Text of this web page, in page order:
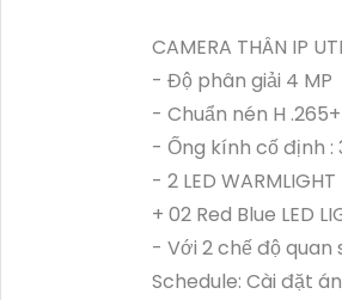
CAMERA THÂN IP
- Độ phân giải 4 MP
- Chuẩn nén H .265+
- Ống kính cố định :
- 2 LED WARMLIGHT
+ 02 Red Blue LED
- Với 2 chế độ quan
Schedule: Cài đặt